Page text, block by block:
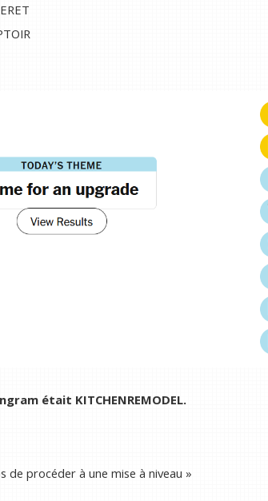
était KITCHENREMODEL.
de procéder à une mise à niveau »